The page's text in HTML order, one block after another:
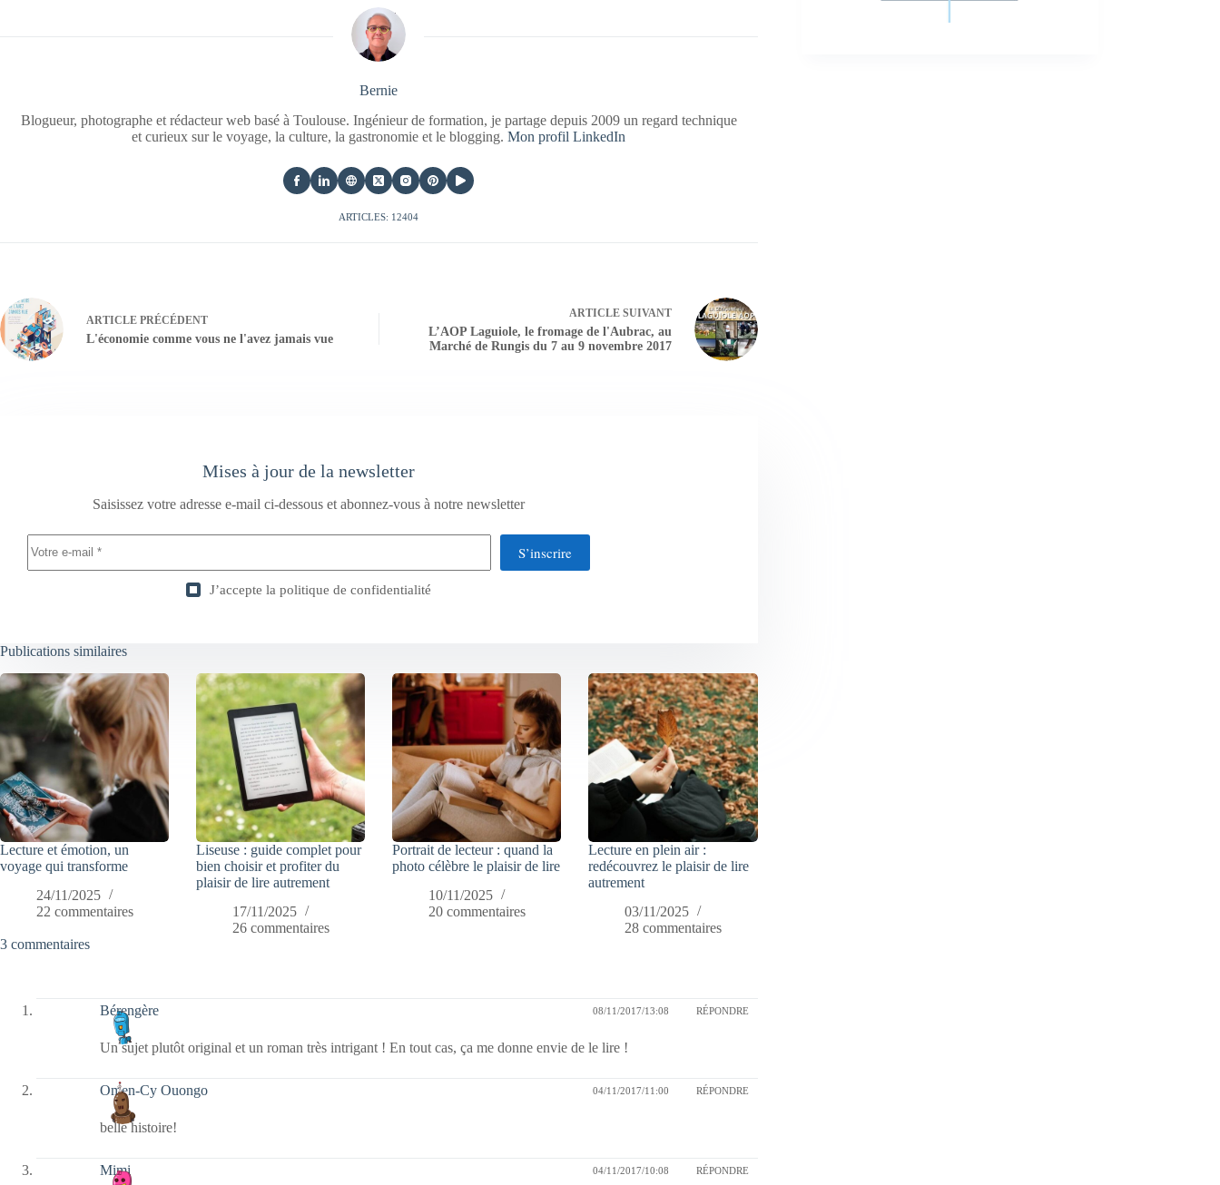
Bernie
Blogueur, photographe et rédacteur web basé à Toulouse. Ingénieur de formation, je partage depuis 2009 un regard technique
et curieux sur le voyage, la culture, la gastronomie et le blogging.Mon profil LinkedIn
ARTICLES: 12404
ARTICLE PRÉCÉDENT
L'économie comme vous ne l'avez jamais vue
ARTICLESUIVANT
L’AOP Laguiole, le fromage de l'Aubrac, au
Marché de Rungis du 7 au 9 novembre 2017
Mises à jour de la newsletter
Saisissez votre adresse e-mail ci-dessous et abonnez-vous à notre newsletter
S’inscrire
J’accepte la politique de confidentialité
Publications similaires
Lecture et émotion, un
voyage qui transforme
24/11/2025
22 commentaires
Liseuse : guide complet pour
bien choisir et profiter du
plaisir de lire autrement
17/11/2025
26 commentaires
Portrait de lecteur : quand la
photo célèbre le plaisir de lire
10/11/2025
20 commentaires
Lecture en plein air :
redécouvrez le plaisir de lire
autrement
03/11/2025
28 commentaires
3 commentaires
Bérengère 08/11/2017/13:08 RÉPONDRE
Un sujet plutôt original et un roman très intrigant ! En tout cas, ça me donne envie de le lire !
Omen-Cy Ouongo 04/11/2017/11:00 RÉPONDRE
belle histoire!
Mimi 04/11/2017/10:08 RÉPONDRE